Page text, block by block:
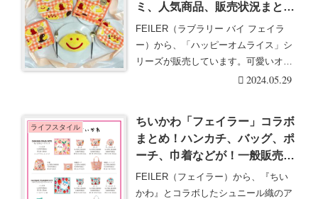
ミ、人気商品、販売状況まと
め！
FEILER（ラブラリー バイ フェイラ
ー）から、「ハッピーオムライス」シ
リーズが販売しています。可愛いオム
ライスデザイ・・・続きを読む2024.05.29
ライフスタイル
ちいかわ「フェイラー」コラボ
まとめ！ハンカチ、バッグ、ポ
ーチ、巾着などが！一般販売
も！販売方法、再販、追加販売
は？
FEILER（フェイラー）から、『ちい
かわ』とコラボしたシュニール織のア